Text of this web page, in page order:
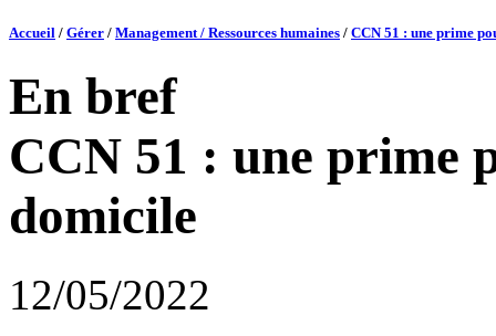
Accueil / Gérer / Management / Ressources humaines / CCN 51 : une prime
En bref
CCN 51 : une prime
domicile
12/05/2022